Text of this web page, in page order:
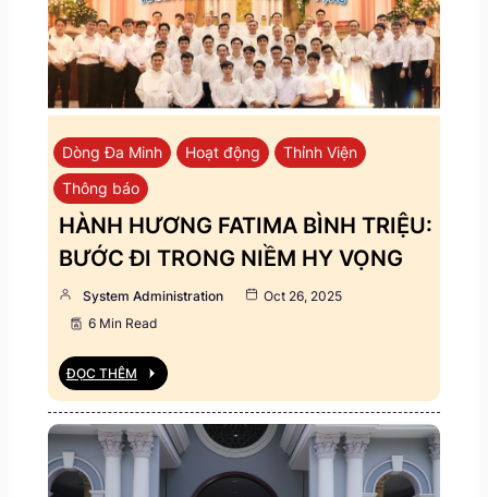
Dòng Đa Minh Hoạt động
Thỉnh Viện
Thông báo
HÀNH HƯƠNG FATIMA BÌNH TRIỆU:
BƯỚC ĐI TRONG NIỀM HY VỌNG
System Administration
Oct 26, 2025
6 Min Read
ĐỌC THÊM